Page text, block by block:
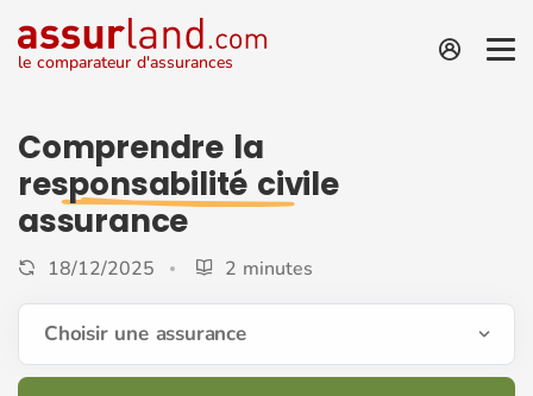
le comparateur d'assurances
Comprendre la
responsabilité civile
assurance
18/12/2025 2 minutes
Choisir une assurance